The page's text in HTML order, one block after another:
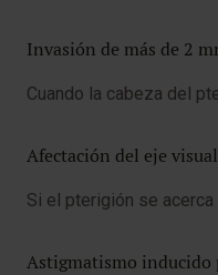
Invasión de más de 2
Cuando la cabeza del
Afectación del eje
Si el pterigión se
Astigmatismo inducido